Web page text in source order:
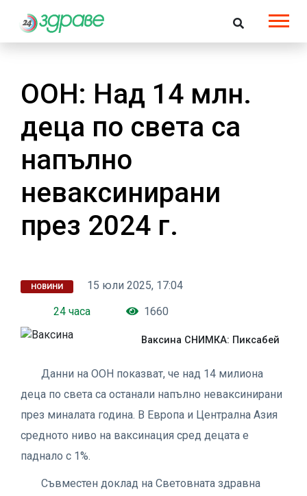
ООН: Над 14 млн.
деца по света са
напълно
неваксинирани
през 2024 г.
НОВИНИ
15 юли 2025, 17:04
24 часа
1660
Ваксина СНИМКА: Пиксабей
Данни на ООН показват, че над 14 милиона
деца по света са останали напълно неваксинирани
през миналата година. В Европа и Централна Азия
средното ниво на ваксинация сред децата е
паднало с 1%.
Съвместен доклад на Световната здравна